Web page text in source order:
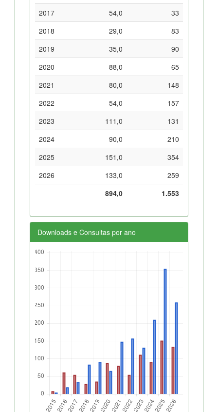
2017
54,0
33
2018
29,0
83
2019
35,0
90
2020
88,0
65
2021
80,0
148
2022
54,0
157
2023
111,0
131
2024
90,0
210
2025
151,0
354
2026
133,0
259
894,0
1.553
Downloads e Consultas por ano